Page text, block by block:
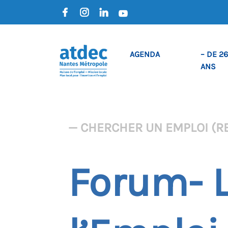
AGENDA
– DE 26
ANS
— CHERCHER UN EMPLOI
Forum-